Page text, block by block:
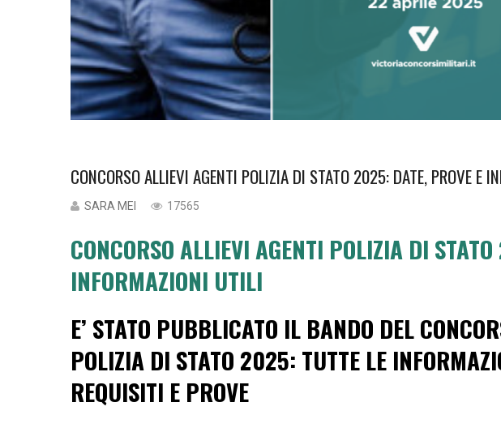
CONCORSO ALLIEVI AGENTI POLIZIA DI STATO 2025: DATE, PROVE E
SARA MEI 17565
CONCORSO ALLIEVI AGENTI POLIZIA DI
INFORMAZIONI UTILI
E’ STATO PUBBLICATO IL BANDO DEL
POLIZIA DI STATO 2025: TUTTE LE
REQUISITI E PROVE